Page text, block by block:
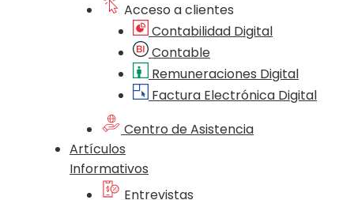
Acceso a clientes
Contabilidad Digital
Contable
Remuneraciones Digital
Factura Electrónica Digital
Centro de Asistencia
Artículos
Informativos
Entrevistas